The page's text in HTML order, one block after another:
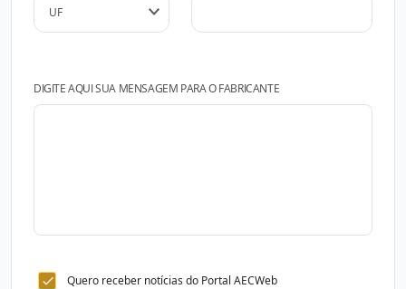
DIGITE AQUI SUA MENSAGEM PARA O FABRICANTE
Quero receber notícias do Portal AECWeb